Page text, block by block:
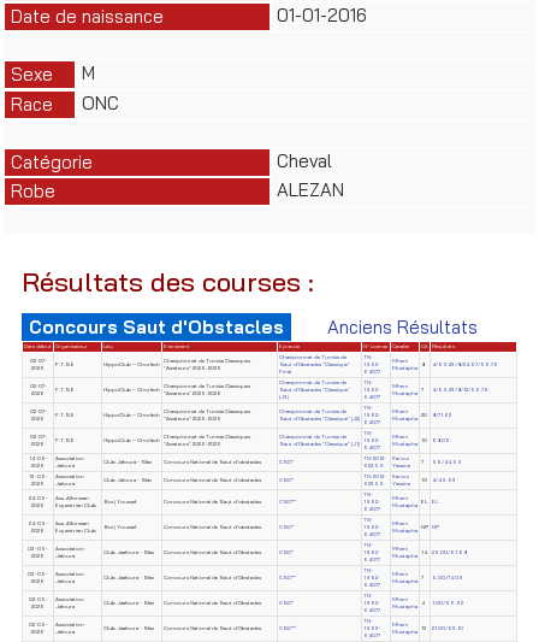
Date de naissance
01-01-2016
Sexe
M
Race
ONC
Catégorie
Cheval
Robe
ALEZAN
Résultats des courses :
Concours Saut d'Obstacles Anciens Résultats
Date début Organisateur Lieu Evènement Epreuve N° License Cavalier Clt Résultats
02-07-
2026
F.T.S.E HippoClub – Chorfech
Championnat de Tunisie Classiques
"Amateurs" 2025-2026
Championnat de Tunisie de
Saut d'Obstacles "Classique"
Final
TN-
1962-
64077
Mheni
Mustapha
8 4/69.23/8/24.67/56.76
02-07-
2026
F.T.S.E HippoClub – Chorfech
Championnat de Tunisie Classiques
"Amateurs" 2025-2026
Championnat de Tunisie de
Saut d'Obstacles "Classique"
(J3)
TN-
1962-
64077
Mheni
Mustapha
7 4/69.23/8/12/56.76
02-07-
2026
F.T.S.E HippoClub – Chorfech
Championnat de Tunisie Classiques
"Amateurs" 2025-2026
Championnat de Tunisie de
Saut d'Obstacles "Classique" (J2)
TN-
1962-
64077
Mheni
Mustapha
20 8/71.62
02-07-
2026
F.T.S.E HippoClub – Chorfech
Championnat de Tunisie Classiques
"Amateurs" 2025-2026
Championnat de Tunisie de
Saut d'Obstacles "Classique" (J1)
TN-
1962-
64077
Mheni
Mustapha
10 68.05
14-06-
2026
Association
Jafoura
Club Jafoura - Sfax Concours National de Saut d'obstacles CSO*
TN-2012-
62359
Karoui
Yassine
7 56/44.59
13-06-
2026
Association
Jafoura
Club Jafoura - Sfax Concours National de Saut d'obstacles CSO*
TN-2012-
62359
Karoui
Yassine
10 4/49.63
24-05-
2026
Ass. Alforssan
Equestrian Club
Borj Youssef Concours National de Saut d'obstacles CSO**
TN-
1962-
64077
Mheni
Mustapha
EL EL
24-05-
2026
Ass. Alforssan
Equestrian Club
Borj Youssef Concours National de Saut d'obstacles CSO*
TN-
1962-
64077
Mheni
Mustapha
NP NP
03-05-
2026
Association
Jafoura
Club Jaafoura - Sfax Concours National de Saut d'Obstacles CSO*
TN-
1962-
64077
Mheni
Mustapha
14 25.00/61.68
03-05-
2026
Association
Jafoura
Club Jaafoura - Sfax Concours National de Saut d'Obstacles CSO**
TN-
1962-
64077
Mheni
Mustapha
7 5.00/74.09
02-05-
2026
Association
Jafoura
Club Jaafoura - Sfax Concours National de Saut d'Obstacles CSO*
TN-
1962-
64077
Mheni
Mustapha
4 1.00/66.62
02-05-
2026
Association
Jafoura
Club Jaafoura - Sfax Concours National de Saut d'Obstacles CSO**
TN-
1962-
64077
Mheni
Mustapha
13 21.00/63.10